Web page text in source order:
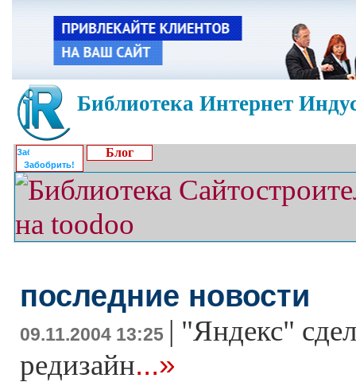
Библиотека Интернет
Забобрить!
Блог
последние новости
09.11.2004 13:25 | "Яндекс"
редизайн...»